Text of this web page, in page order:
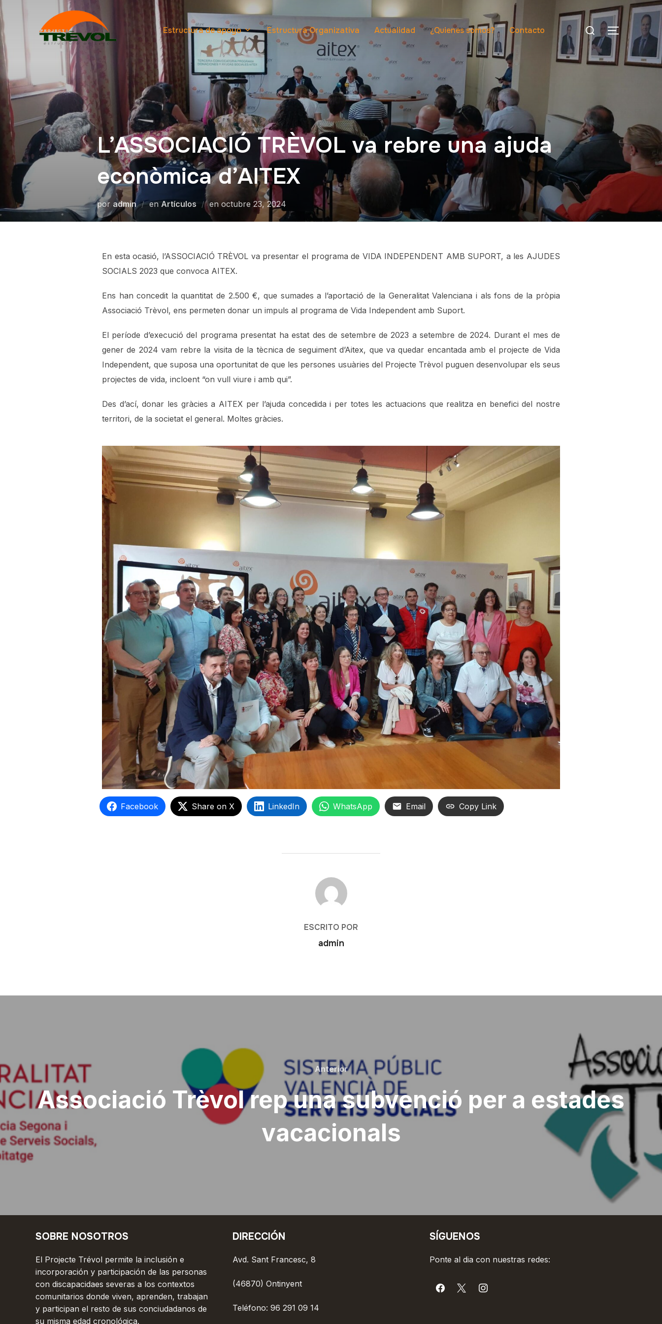
Estructura de apoyo Estructura Organizativa Actualidad ¿Quienes somos? Contacto
L’ASSOCIACIÓ TRÈVOL va rebre una ajuda
econòmica d’AITEX
por admin en Artículos enoctubre 23, 2024
En esta ocasió, l’ASSOCIACIÓ TRÈVOL va presentar el programa de VIDA INDEPENDENT AMB SUPORT, a les AJUDES
SOCIALS 2023 que convoca AITEX.
Ens han concedit la quantitat de 2.500 €, que sumades a l’aportació de la Generalitat Valenciana i als fons de la pròpia
Associació Trèvol, ens permeten donar un impuls al programa de Vida Independent amb Suport.
El període d’execució del programa presentat ha estat des de setembre de 2023 a setembre de 2024. Durant el mes de
gener de 2024 vam rebre la visita de la tècnica de seguiment d’Aitex, que va quedar encantada amb el projecte de Vida
Independent, que suposa una oportunitat de que les persones usuàries del Projecte Trèvol puguen desenvolupar els seus
projectes de vida, incloent “on vull viure i amb qui”.
Des d’ací, donar les gràcies a AITEX per l’ajuda concedida i per totes les actuacions que realitza en benefici del nostre
territori, de la societat el general. Moltes gràcies.
Facebook Share on X LinkedIn WhatsApp Email Copy Link
AUTOR DE LA ENTRADA
ESCRITO POR
admin
Anterior
Associació Trèvol rep una subvenció per a estades
vacacionals
SOBRE NOSOTROS
El Projecte Trévol permite la inclusión e
incorporación y participación de las personas
con discapacidaes severas a los contextos
comunitarios donde viven, aprenden, trabajan
y participan el resto de sus conciudadanos de
su misma edad cronológica.
DIRECCIÓN
Avd. Sant Francesc, 8
(46870) Ontinyent
Teléfono: 96 291 09 14
SÍGUENOS
Ponte al dia con nuestras redes: